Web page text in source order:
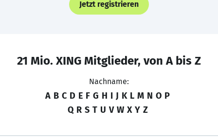
Jetzt registrieren
21 Mio. XING Mitglieder, von A bis Z
Nachname:
A B C D E F G H I J K L M N O P
Q R S T U V W X Y Z